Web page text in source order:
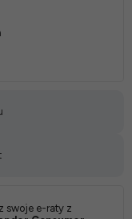
swoje e-raty z